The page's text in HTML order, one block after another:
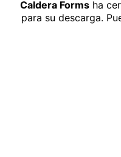
Caldera Forms ha
para su descarga.